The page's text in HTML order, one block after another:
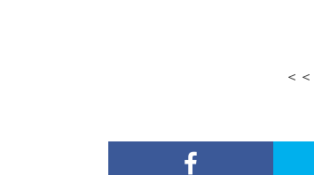
＜＜